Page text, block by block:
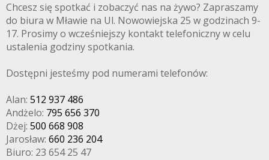
Chcesz się spotkać i zobaczyć nas na żywo? Zapraszamy
do biura w Mławie na Ul. Nowowiejska 25 w godzinach 9-
17. Prosimy o wcześniejszy kontakt telefoniczny w celu
ustalenia godziny spotkania.
Dostępni jesteśmy pod numerami telefonów:
Alan: 512 937 486
Andżelo: 795 656 370
Dżej: 500 668 908
Jarosław: 660 236 204
Biuro: 23 654 25 47